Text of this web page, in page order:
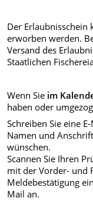
Der Erlaubnisschein
erworben werden.
Versand des
Staatlichen
Wenn Sie im
haben oder
Schreiben Sie eine
Namen und
wünschen.
Scannen Sie Ihren
mit der Vorder- und
Meldebestätigung
Mail an.